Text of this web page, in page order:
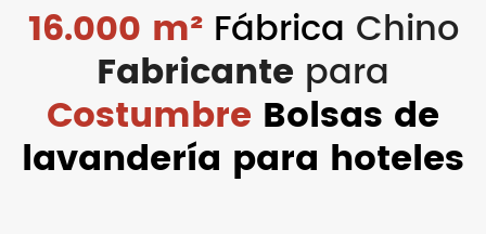
16.000 m² Fábrica Chino
Fabricante para
Costumbre Bolsas de
lavandería para hoteles